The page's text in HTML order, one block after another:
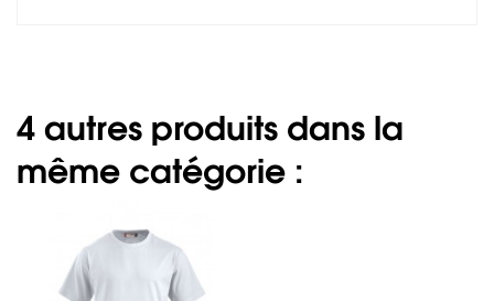
4 autres produits dans la
même catégorie :